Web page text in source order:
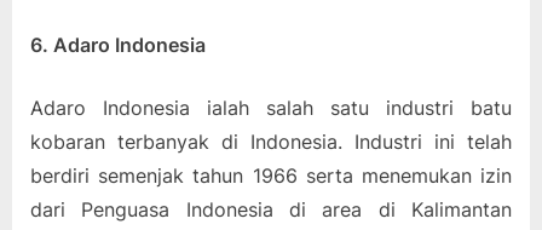
6. Adaro Indonesia
Adaro Indonesia ialah salah satu industri batu
kobaran terbanyak di Indonesia. Industri ini telah
berdiri semenjak tahun 1966 serta menemukan izin
dari Penguasa Indonesia di area di Kalimantan